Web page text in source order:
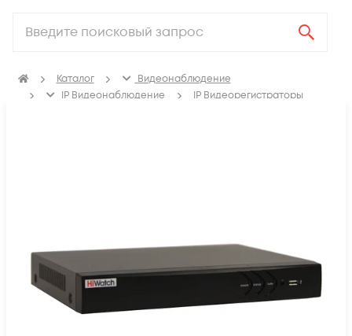
Каталог
Видеонаблюдение
IP Видеонаблюдение
IP Видеорегистраторы